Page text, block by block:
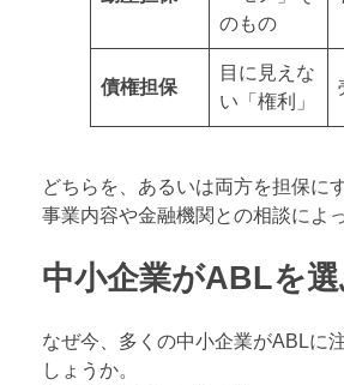
のもの
債権担保
目に見えな
い「権利」
どちらを、あるいは両方を担保に
事業内容や金融機関との相談によ
中小企業がABLを
なぜ今、多くの中小企業がABLに
しょうか。